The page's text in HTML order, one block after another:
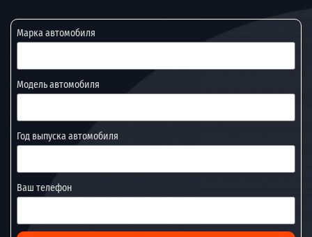
Марка автомобиля
Модель автомобиля
Год выпуска автомобиля
Ваш телефон